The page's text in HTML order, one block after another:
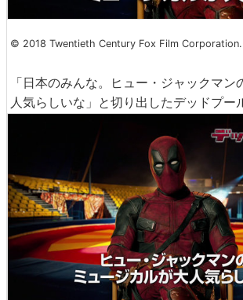
© 2018 Twentieth Century Fox Film
「日本のみんな。ヒュー・ジャックマン
人気らしいな」と切り出したデッドプー